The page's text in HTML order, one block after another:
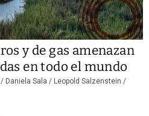
y de gas amenazan
en todo el mundo
Daniela Sala / Leopold Salzenstein /